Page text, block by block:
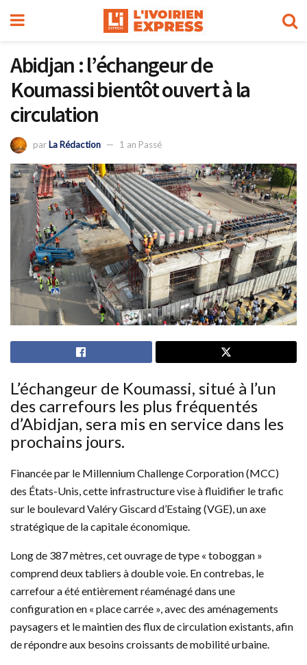
Abidjan : l’échangeur de
Koumassi bientôt ouvert à la
circulation
parLa Rédaction 1 an Passé
L’échangeur de Koumassi, situé à l’un
des carrefours les plus fréquentés
d’Abidjan, sera mis en service dans les
prochains jours.
Financée par le Millennium Challenge Corporation (MCC)
des États-Unis, cette infrastructure vise à fluidifier le trafic
sur le boulevard Valéry Giscard d’Estaing (VGE), un axe
stratégique de la capitale économique.
Long de 387 mètres, cet ouvrage de type « toboggan »
comprend deux tabliers à double voie. En contrebas, le
carrefour a été entièrement réaménagé dans une
configuration en « place carrée », avec des aménagements
paysagers et le maintien des flux de circulation existants, afin
de répondre aux besoins croissants de mobilité urbaine.